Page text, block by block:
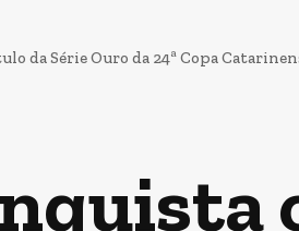
da Série Ouro da 24ª Copa